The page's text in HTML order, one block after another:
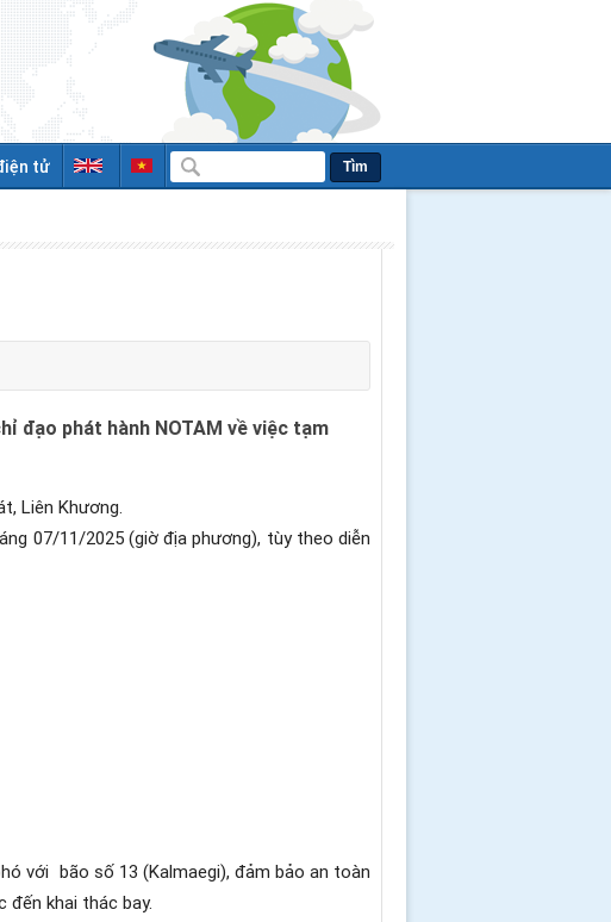
tử Tìm
đạo phát hành NOTAM về việc tạm
Liên Khương.
07/11/2025 (giờ địa phương), tùy theo diễn
với bão số 13 (Kalmaegi), đảm bảo an toàn
đến khai thác bay.